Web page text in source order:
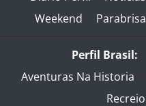
Weekend
Perfil Brasil:
Aventuras Na Historia
Recreio